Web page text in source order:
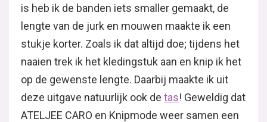
is heb ik de banden iets smaller gemaakt, de
lengte van de jurk en mouwen maakte ik een
stukje korter. Zoals ik dat altijd doe; tijdens het
naaien trek ik het kledingstuk aan en knip ik het
op de gewenste lengte. Daarbij maakte ik uit
deze uitgave natuurlijk ook de tas! Geweldig dat
ATELJEE CARO en Knipmode weer samen een